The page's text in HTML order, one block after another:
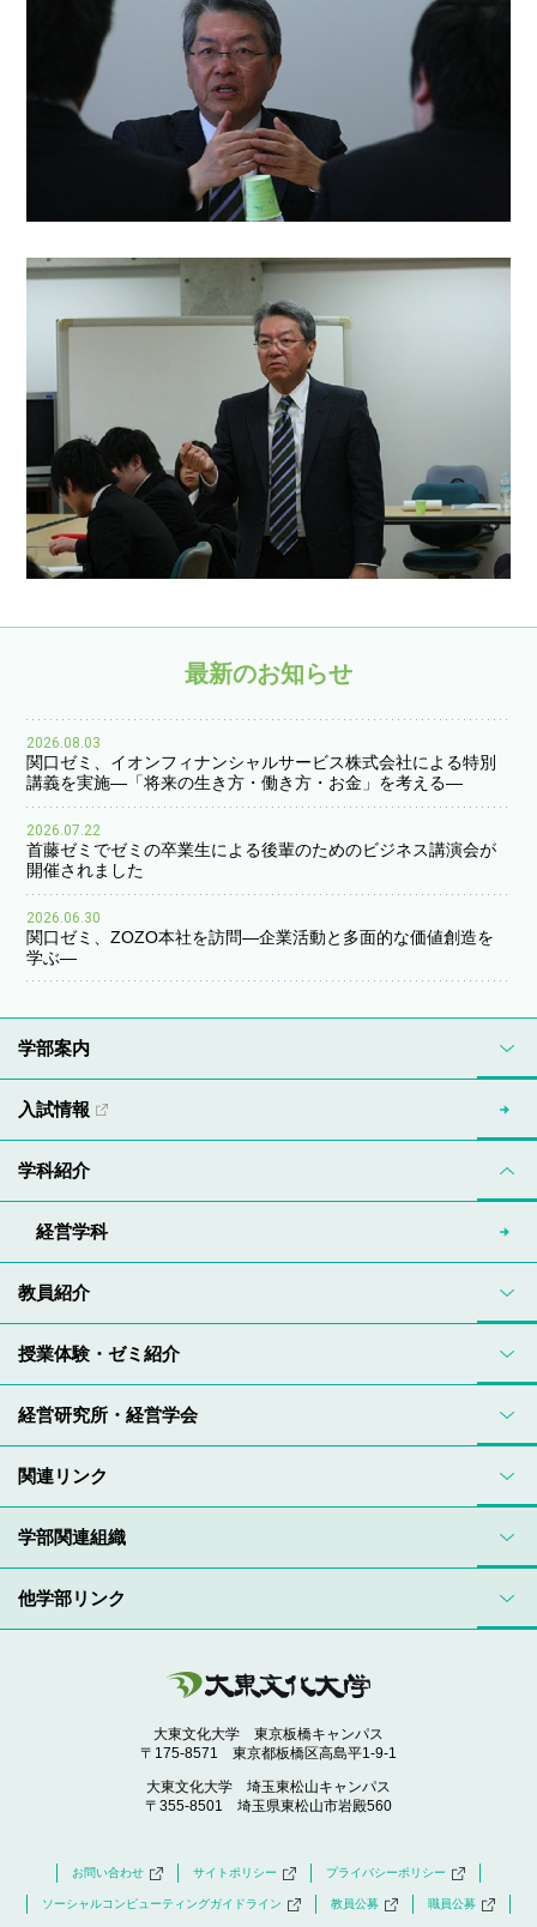
最新のお知らせ
2026.08.03
関口ゼミ、イオンフィナンシャルサービス株式会社による特別
講義を実施―「将来の生き方・働き方・お金」を考える―
2026.07.22
首藤ゼミでゼミの卒業生による後輩のためのビジネス講演会が
開催されました
2026.06.30
関口ゼミ、ZOZO本社を訪問―企業活動と多面的な価値創造を
学ぶ―
学部関連組織
他学部リンク
大東文化大学 東京板橋キャンパス
〒175-8571 東京都板橋区高島平1-9-1
大東文化大学 埼玉東松山キャンパス
〒355-8501 埼玉県東松山市岩殿560
お問い合わせ サイトポリシー プライバシーポリシー
ソーシャルコンピューティングガイドライン 教員公募 職員公募
学部案内
入試情報
学科紹介
経営学科
教員紹介
授業体験・ゼミ紹介
経営研究所・経営学会
関連リンク